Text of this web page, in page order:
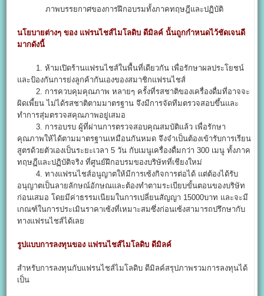
ภาพบรรยกาศของการฝึกอบรมทั้งภาคทฤษฎีและปฏิบัติ
นโยบายต่างๆ ของ แฟรนไชส์ไมโลดิบ ดีมิลค์ นั้นถูกกำหนดไว้ชัดเจนดี
มากดังนี้
1. ห้ามเปิดร้านแฟรนไชส์ในพื้นที่เดียวกัน เพื่อรักษาผลประโยชน์
และป้องกันการย่งลูกค้ากันเองของสมาชิกแฟรนไชส์
2. การควบคุมคุณภาพ หลายๆ ครั้งที่รสชาติของเครื่องดื่มที่อาจจะ
ผิดเพี้ยน ไม่ได้รสชาติตามมาตรฐาน จึงมีการจัดทีมตรวจสอบขึ้นและ
ทำการสุ่มตรวจสคุณภาพอยู่เสมอ
3. การอบรบ ผู้ที่ผ่านการตรวจสอบคุณสมบัติแล้ว เพื่อรักษา
คุณภาพให้ได้ตามมาตรฐานเหมือนกันหมด จึงจำเป็นต้องเข้ารับการเรียน
สูตรด้วยตัวเองเป็นระยะเวลา 5 วัน กับเมนูเครื่องดื่มกว่า 300 เมนู ทั้งภาค
ทฤษฏีและปฏิบัติจริง ที่ศูนย์ฝึกอบรมของบริษัทที่เชียงใหม่
4. ทางแฟรนไชส์อนูญาตให้มีการเซ้งกิจการต่อได้ แต่ต้องได้รับ
อนุญาตเป็นลายลักษณ์อักษณและต้องทำตามระเบียบขั้นตอนของบริษัท
ก่อนเสมอ โดยมีค่าธรรมเนียมในการเปลี่ยนสัญญา 15000บาท และจะมี
เกณฑ์ในการประเมินราคาเซ้งที่เหมาะสมซึ่งก่อนเซ้งสามารถปรึกษากับ
ทางแฟรนไชส์ได้เลย
รูปแบบการลงทุนของ แฟรนไชส์ไมโลดิบ ดีมิลค์
สำหรับการลงทุนกับแฟรนไชส์ไมโลดิบ ดีมิลค์สรุปภาพรวมการลงทุนได้
เป็น